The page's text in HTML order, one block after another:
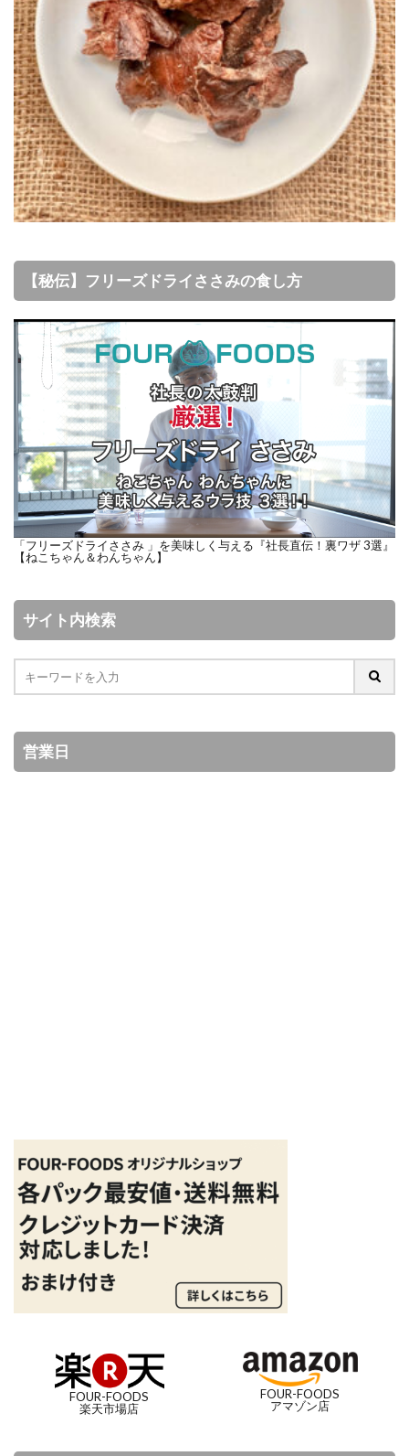
【秘伝】フリーズドライささみの食し方
「フリーズドライささみ 」を美味しく与える『社長直伝！裏ワザ 3選』
【ねこちゃん＆わんちゃん】
サイト内検索
営業日
FOUR-FOODS
楽天市場店
FOUR-FOODS
アマゾン店